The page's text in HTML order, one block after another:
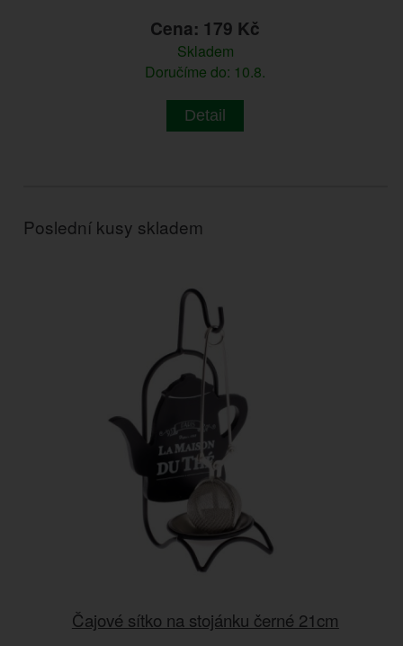
Cena: 179 Kč
Skladem
Doručíme do: 10.8.
Detail
Poslední kusy skladem
Čajové sítko na stojánku černé 21cm